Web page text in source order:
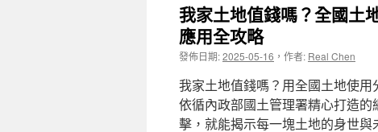
我家土地值錢嗎？全國土
應用全攻略
發佈日期:2025-05-16 ， 作者: Real Chen
我家土地值錢嗎？用全國土地使
依循內政部國土管理署精心打造
擊，就能揭示每一塊土地的身世